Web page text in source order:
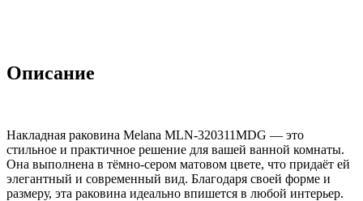
Описание
Накладная раковина Melana MLN-320311MDG — это
стильное и практичное решение для вашей ванной комнаты.
Она выполнена в тёмно-сером матовом цвете, что придаёт ей
элегантный и современный вид. Благодаря своей форме и
размеру, эта раковина идеально впишется в любой интерьер.